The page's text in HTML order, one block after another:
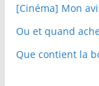
[Cinéma] Mon
Ou et quand
Que contient la